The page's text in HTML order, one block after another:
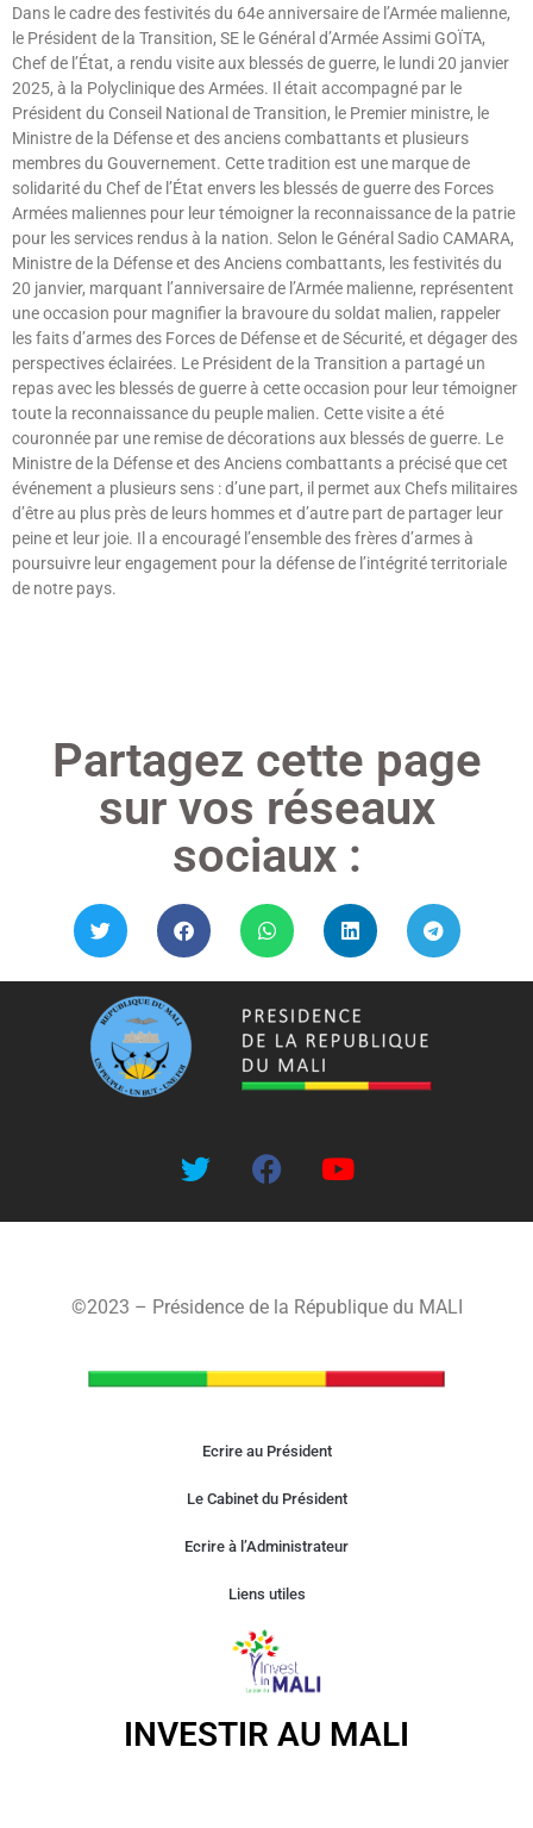
Dans le cadre des festivités du 64e anniversaire de l’Armée malienne,
le Président de la Transition, SE le Général d’Armée Assimi GOÏTA,
Chef de l’État, a rendu visite aux blessés de guerre, le lundi 20 janvier
2025, à la Polyclinique des Armées. Il était accompagné par le
Président du Conseil National de Transition, le Premier ministre, le
Ministre de la Défense et des anciens combattants et plusieurs
membres du Gouvernement. Cette tradition est une marque de
solidarité du Chef de l’État envers les blessés de guerre des Forces
Armées maliennes pour leur témoigner la reconnaissance de la patrie
pour les services rendus à la nation. Selon le Général Sadio CAMARA,
Ministre de la Défense et des Anciens combattants, les festivités du
20 janvier, marquant l’anniversaire de l’Armée malienne, représentent
une occasion pour magnifier la bravoure du soldat malien, rappeler
les faits d’armes des Forces de Défense et de Sécurité, et dégager des
perspectives éclairées. Le Président de la Transition a partagé un
repas avec les blessés de guerre à cette occasion pour leur témoigner
toute la reconnaissance du peuple malien. Cette visite a été
couronnée par une remise de décorations aux blessés de guerre. Le
Ministre de la Défense et des Anciens combattants a précisé que cet
événement a plusieurs sens : d’une part, il permet aux Chefs militaires
d’être au plus près de leurs hommes et d’autre part de partager leur
peine et leur joie. Il a encouragé l’ensemble des frères d’armes à
poursuivre leur engagement pour la défense de l’intégrité territoriale
de notre pays.
Partagez cette page
sur vos réseaux
sociaux :
©2023 – Présidence de la République du MALI
Ecrire au Président
Le Cabinet du Président
Ecrire à l’Administrateur
Liens utiles
INVESTIR AU MALI